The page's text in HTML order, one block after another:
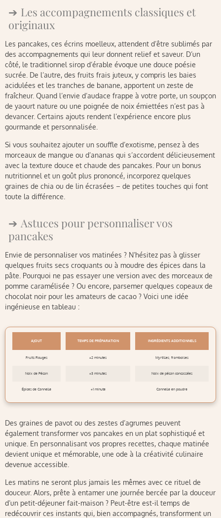
Les accompagnements classiques et
originaux
Les pancakes, ces écrins moelleux, attendent d’être sublimés par
des accompagnements qui leur donnent relief et saveur. D’un
côté, le traditionnel sirop d’érable évoque une douce poésie
sucrée. De l’autre, des fruits frais juteux, y compris les baies
acidulées et les tranches de banane, apportent un zeste de
fraîcheur. Quand l’envie d’audace frappe à votre porte, un soupçon
de yaourt nature ou une poignée de noix émiettées n’est pas à
devancer. Certains ajouts rendent l’expérience encore plus
gourmande et personnalisée.
Si vous souhaitez ajouter un souffle d’exotisme, pensez à des
morceaux de mangue ou d’ananas qui s’accordent délicieusement
avec la texture douce et chaude des pancakes. Pour un bonus
nutritionnel et un goût plus prononcé, incorporez quelques
graines de chia ou de lin écrasées – de petites touches qui font
toute la différence.
Astuces pour personnaliser vos
pancakes
Envie de personnaliser vos matinées ? N’hésitez pas à glisser
quelques fruits secs croquants ou à moudre des épices dans la
pâte. Pourquoi ne pas essayer une version avec des morceaux de
pomme caramélisée ? Ou encore, parsemer quelques copeaux de
chocolat noir pour les amateurs de cacao ? Voici une idée
ingénieuse en tableau :
AJOUT TEMPS DE PRÉPARATION INGRÉDIENTS ADDITIONNELS
Fruits Rouges +2 minutes Myrtilles, framboises
Noix de Pécan +3 minutes Noix de pécan concassées
Épices de Cannelle +1 minute Cannelle en poudre
Des graines de pavot ou des zestes d’agrumes peuvent
également transformer vos pancakes en un plat sophistiqué et
unique. En personnalisant vos propres recettes, chaque matinée
devient unique et mémorable, une ode à la créativité culinaire
devenue accessible.
Les matins ne seront plus jamais les mêmes avec ce rituel de
douceur. Alors, prête à entamer une journée bercée par la douceur
d’un petit-déjeuner fait-maison ? Peut-être est-il temps de
redécouvrir ces instants qui, bien accompagnés, transforment un